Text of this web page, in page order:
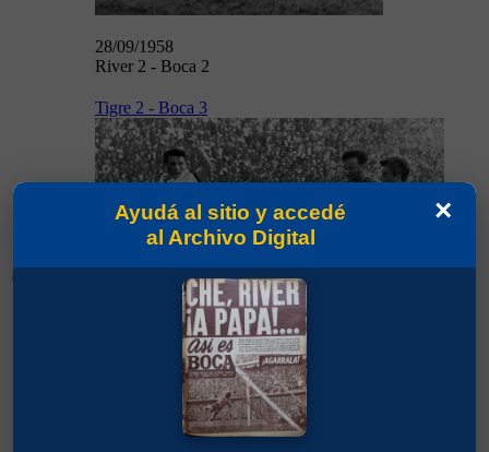
28/09/1958
River 2 - Boca 2
05/10/1958
Tigre 2 - Boca 3
Tigre 2 - Boca 3
×
Ayudá al sitio y accedé
al Archivo Digital